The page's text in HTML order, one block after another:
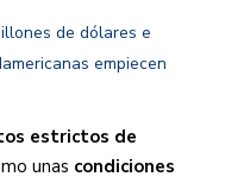
de dólares e
empiecen
estrictos de
unas condiciones